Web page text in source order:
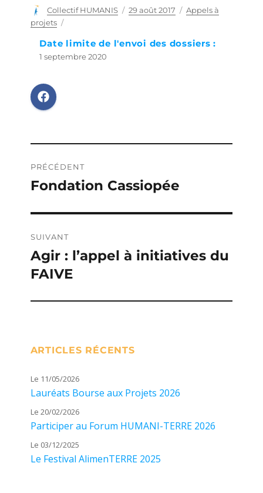
Auteur
Collectif HUMANIS
Publié
29 août 2017 Catégories
Appels à
projets
Date limite de l'envoi des dossiers :
1 septembre 2020
de
PRÉCÉDENT
Publication
Fondation Cassiopée
SUIVANT
Publication
suivante :
Agir : l’appel à initiatives du
FAIVE
ARTICLES RÉCENTS
Le 11/05/2026
Lauréats Bourse aux Projets 2026
Le 20/02/2026
Participer au Forum HUMANI-TERRE 2026
Le 03/12/2025
Le Festival AlimenTERRE 2025